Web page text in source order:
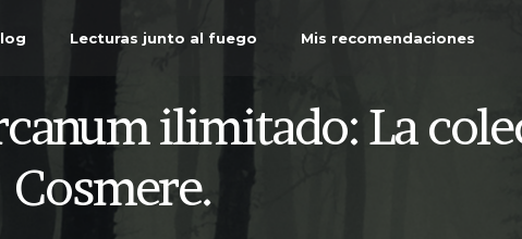
Lecturas junto al fuego Mis recomendaciones
ilimitado: La
Cosmere.